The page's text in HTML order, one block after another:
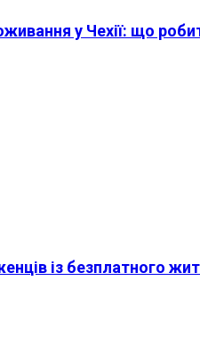
у Чехії: що
із безплатного